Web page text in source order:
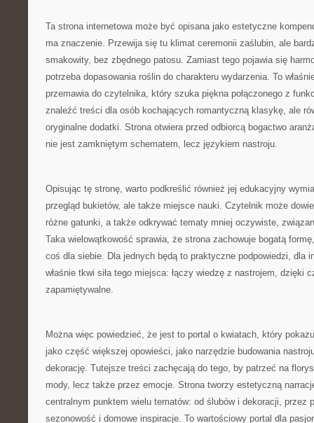
Ta strona internetowa może być opisana jako estetyczne
ma znaczenie. Przewija się tu klimat ceremonii zaślubin, ale
smakowity, bez zbędnego patosu. Zamiast tego pojawia się
potrzeba dopasowania roślin do charakteru wydarzenia. To
przemawia do czytelnika, który szuka piękna połączonego z
znaleźć treści dla osób kochających romantyczną klasykę, ale
oryginalne dodatki. Strona otwiera przed odbiorcą bogactwo
nie jest zamkniętym schematem, lecz językiem nastroju.
Opisując tę stronę, warto podkreślić również jej edukacyjny
przegląd bukietów, ale także miejsce nauki. Czytelnik może
różne gatunki, a także odkrywać tematy mniej oczywiste,
Taka wielowątkowość sprawia, że strona zachowuje bogatą
coś dla siebie. Dla jednych będą to praktyczne podpowiedzi, dla
właśnie tkwi siła tego miejsca: łączy wiedzę z nastrojem, dzięki
zapamiętywalne.
Można więc powiedzieć, że jest to portal o kwiatach, który
jako część większej opowieści, jako narzędzie budowania
dekorację. Tutejsze treści zachęcają do tego, by patrzeć na
mody, lecz także przez emocje. Strona tworzy estetyczną
centralnym punktem wielu tematów: od ślubów i dekoracji, przez
sezonowość i domowe inspiracje. To wartościowy portal dla